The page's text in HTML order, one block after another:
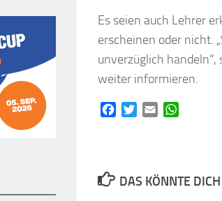
Es seien auch Lehrer
erscheinen oder nicht.
unverzüglich
weiter informieren.
FacebookTwitterEmail
DAS KÖNNTE